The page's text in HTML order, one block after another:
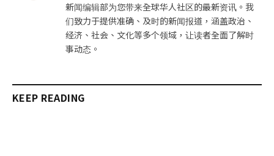
新闻编辑部为您带来全球华人社区的最新资讯。我
们致力于提供准确、及时的新闻报道，涵盖政治、
经济、社会、文化等多个领域，让读者全面了解时
事动态。
KEEP READING